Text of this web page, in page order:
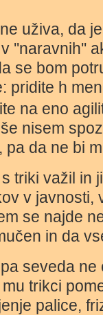
uživa, da
''naravnih''
se bom
pridite h
na eno
nisem
da ne bi
triki važil in
v javnosti,
se najde
in da
seveda
trikci
palice,